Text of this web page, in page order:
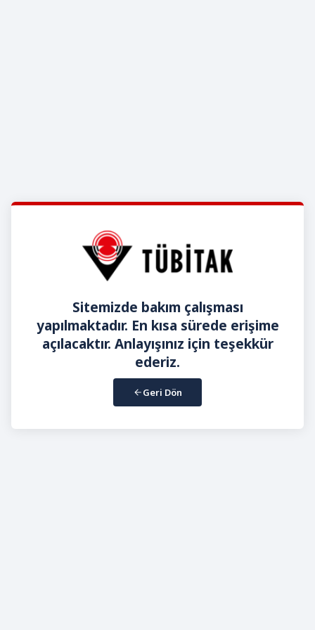
Sitemizde bakım çalışması
yapılmaktadır. En kısa sürede erişime
açılacaktır. Anlayışınız için teşekkür
ederiz.
Geri Dön